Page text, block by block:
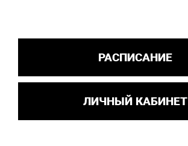
РАСПИСАНИЕ
ЛИЧНЫЙ КАБИНЕТ